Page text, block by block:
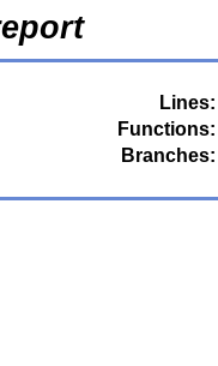
Lines:
Functions:
Branches: